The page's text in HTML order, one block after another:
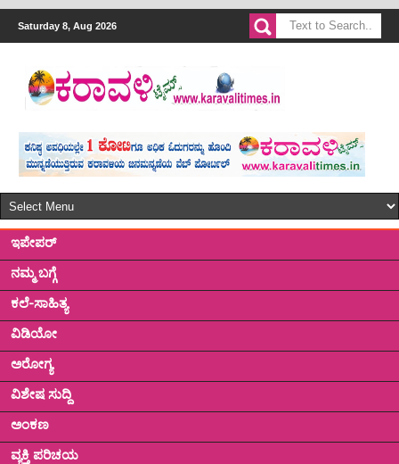
Saturday 8, Aug 2026
ಇಪೇಪರ್
ನಮ್ಮ ಬಗ್ಗೆ
ಕಲೆ-ಸಾಹಿತ್ಯ
ವಿಡಿಯೋ
ಅರೋಗ್ಯ
ವಿಶೇಷ ಸುದ್ದಿ
ಅಂಕಣ
ವ್ಯಕ್ತಿ ಪರಿಚಯ